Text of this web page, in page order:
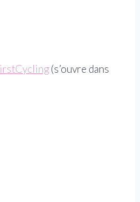
(s’ouvre dans